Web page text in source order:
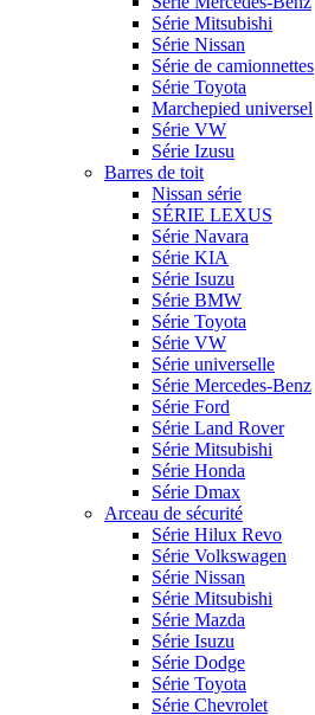
Série Mitsubishi
Série Nissan
Série de camionnettes
Série Toyota
Marchepied universel
Série VW
Série Izusu
Barres de toit
Nissan série
SÉRIE LEXUS
Série Navara
Série KIA
Série Isuzu
Série BMW
Série Toyota
Série VW
Série universelle
Série Mercedes-Benz
Série Ford
Série Land Rover
Série Mitsubishi
Série Honda
Série Dmax
Arceau de sécurité
Série Hilux Revo
Série Volkswagen
Série Nissan
Série Mitsubishi
Série Mazda
Série Isuzu
Série Dodge
Série Toyota
Série Chevrolet